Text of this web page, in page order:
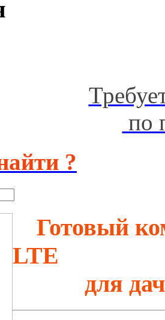
по
?
Готовый
LTE
для дачи